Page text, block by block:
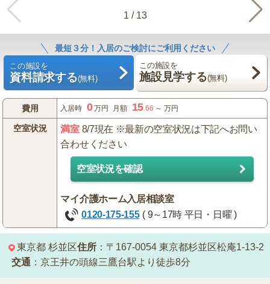
1 / 13
最短３分！入居のご検討にご利用ください
この施設を
資料請求する(無料)
この施設を
施設見学する(無料)
費用 入居時 0万円 月額 15.66 ～ 万円
空室状況 満室8/7現在 ※最新の空室状況は下記へお問い
合わせください
空室状況を確認
マイ介護ホーム入居相談室
0120-175-155 ( 9～17時 平日・日曜 )
東京都 杉並区住所 ：〒167-0054 東京都杉並区松庵1-13-2
交通 ：京王井の頭線三鷹台駅より徒歩8分